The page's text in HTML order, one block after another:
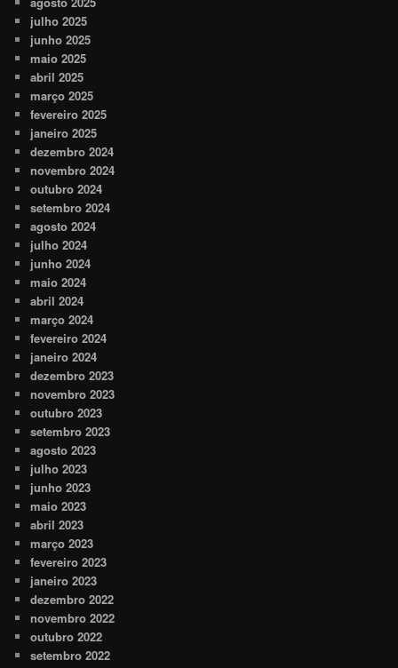
julho 2025
junho 2025
maio 2025
abril 2025
março 2025
fevereiro 2025
janeiro 2025
dezembro 2024
novembro 2024
outubro 2024
setembro 2024
agosto 2024
julho 2024
junho 2024
maio 2024
abril 2024
março 2024
fevereiro 2024
janeiro 2024
dezembro 2023
novembro 2023
outubro 2023
setembro 2023
agosto 2023
julho 2023
junho 2023
maio 2023
abril 2023
março 2023
fevereiro 2023
janeiro 2023
dezembro 2022
novembro 2022
outubro 2022
setembro 2022